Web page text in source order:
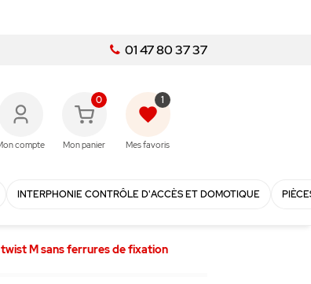
01 47 80 37 37
compte
0
Mon panier
favorite
1
Mes favoris
INTERPHONIE CONTRÔLE D'ACCÈS ET DOMOTIQUE
M sans ferrures de fixation